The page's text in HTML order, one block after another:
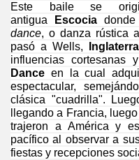
Este baile se
antigua
Escociadonde
dance, o danza rústica
pasó a Wells,
Inglaterra
influencias cortesanas
Dance en la cual
espectacular,
clásica "cuadrilla".
llegando a Francia,
trajeron a América y
pacífico al observar a
fiestas y recepciones